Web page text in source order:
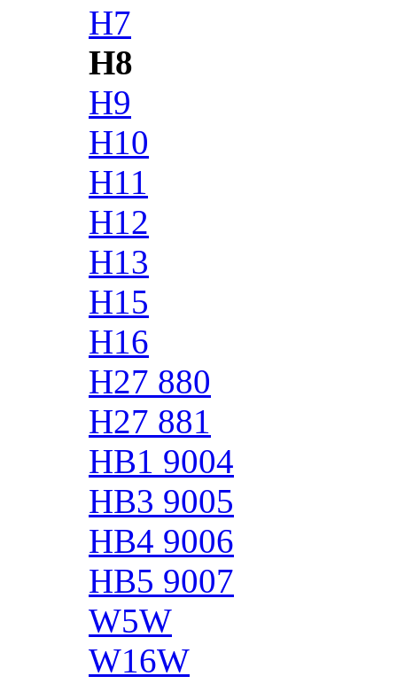
H7
H8
H9
H10
H11
H12
H13
H15
H16
H27 880
H27 881
HB1 9004
HB3 9005
HB4 9006
HB5 9007
W5W
W16W